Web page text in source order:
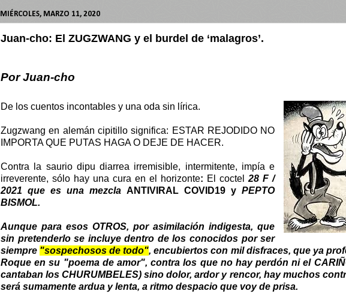
MIÉRCOLES, MARZO 11, 2020
Juan-cho: El ZUGZWANG y el burdel de ‘malagros’.
Por Juan-cho
De los cuentos incontables y una oda sin lírica.
Zugzwang en alemán cipitillo significa: ESTAR REJODIDO NO
IMPORTA QUE PUTAS HAGA O DEJE DE HACER.
Contra la saurio dipu diarrea irremisible, intermitente, impía e
irreverente, sólo hay una cura en el horizonte: El coctel28 F /
2021 que es una mezcla ANTIVIRAL COVID19 y PEPTO
BISMOL.
Aunque para esos OTROS, por asimilación indigesta, que
sin pretenderlo se incluye dentro de los conocidos por ser
siempre "sospechosos de todo", encubiertos con mil disfraces, que ya
Roque en su "poema de amor", contra los que no hay perdón ni el
cantaban los CHURUMBELES) sino dolor, ardor y rencor, hay muchos
será sumamente ardua y lenta, a ritmo despacio que voy de prisa.